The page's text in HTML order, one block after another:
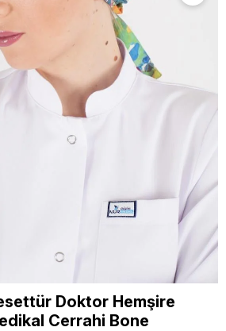
Doktor Hemşire
Cerrahi Bone